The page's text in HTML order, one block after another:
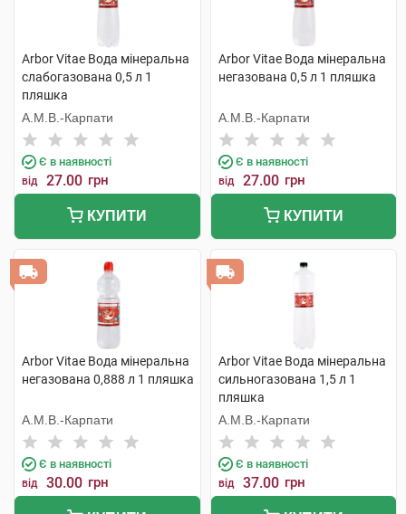
Arbor Vitae Вода мінеральна
слабогазована 0,5 л 1
пляшка
А.М.В.-Карпати
Є в наявності
від 27.00 грн
КУПИТИ
Arbor Vitae Вода мінеральна
негазована 0,5 л 1 пляшка
А.М.В.-Карпати
Є в наявності
від 27.00 грн
КУПИТИ
Arbor Vitae Вода мінеральна
негазована 0,888 л 1 пляшка
А.М.В.-Карпати
Є в наявності
від 30.00 грн
Arbor Vitae Вода мінеральна
сильногазована 1,5 л 1
пляшка
А.М.В.-Карпати
Є в наявності
від 37.00 грн